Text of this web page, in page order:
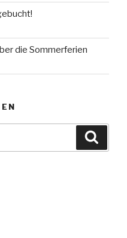
die Sommerferien